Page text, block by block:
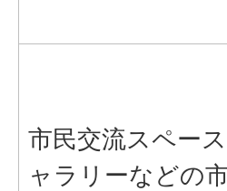
市民交流スペー
ャラリーなどの